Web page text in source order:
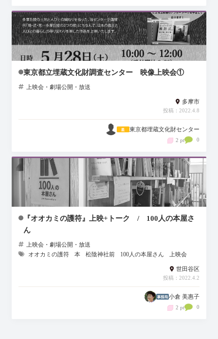
東京都立埋蔵文化財調査センター 映像上映会①
上映会・劇場公開・放送
多摩市
投稿：2022.4.8
東京都埋蔵文化財センター
2 pt 0
『オオカミの護符』上映+トーク / 100人の本屋さ
ん
上映会・劇場公開・放送
オオカミの護符
本 松陰神社前 100人の本屋さん 上映会
世田谷区
投稿：2022.4.2
小倉 美惠子
2 pt 0